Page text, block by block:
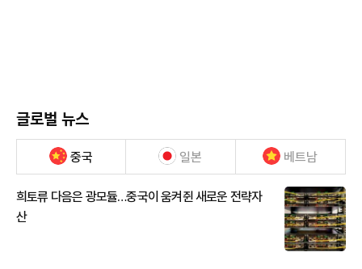
글로벌 뉴스
중국 일본 베트남
희토류 다음은 광모듈…중국이 움켜쥔 새로운 전략자
산